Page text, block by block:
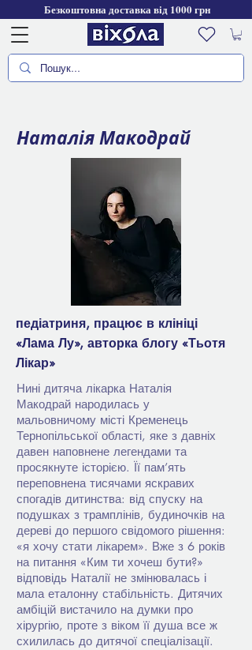
Безкоштовна доставка від 1000 грн
Наталія Макодрай
педіатриня, працює в клініці
«Лама Лу», авторка блогу «Тьотя
Лікар»
Нині дитяча лікарка Наталія
Макодрай народилась у
мальовничому місті Кременець
Тернопільської області, яке з давніх
давен наповнене легендами та
просякнуте історією. Її пам’ять
переповнена тисячами яскравих
спогадів дитинства: від спуску на
подушках з трамплінів, будиночків на
дереві до першого свідомого рішення:
«я хочу стати лікарем». Вже з 6 років
на питання «Ким ти хочеш бути?»
відповідь Наталії не змінювалась і
мала еталонну стабільність. Дитячих
амбіцій вистачило на думки про
хірургію, проте з віком її душа все ж
схилилась до дитячої спеціалізації.